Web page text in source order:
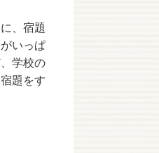
、宿題
いっぱ
学校の
題をす